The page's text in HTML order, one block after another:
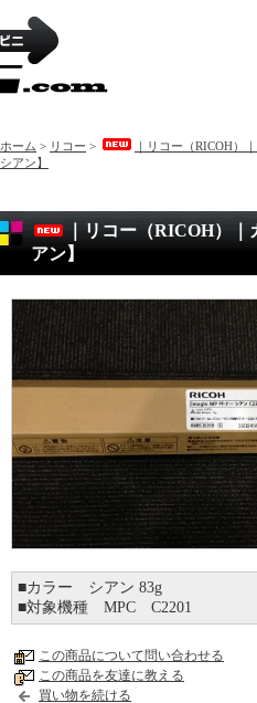
ホーム > リコー >
｜リコー（RICOH
シアン】
｜リコー（RICOH）
アン】
■カラー シアン 83g
■対象機種 MPC C2201
この商品について問い合わせる
この商品を友達に教える
買い物を続ける